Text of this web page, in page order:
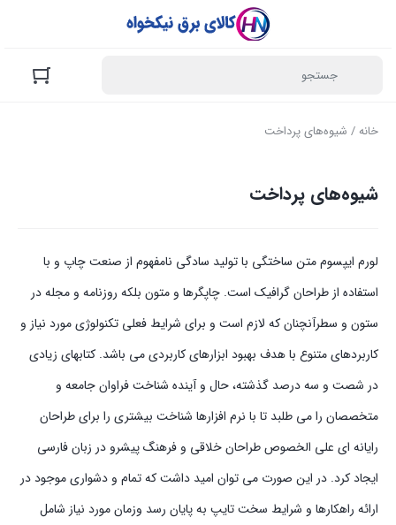
خانه/ شیوه‌های پرداخت
شیوه‌های پرداخت
لورم ایپسوم متن ساختگی با تولید سادگی نامفهوم از صنعت چاپ و با
استفاده از طراحان گرافیک است. چاپگرها و متون بلکه روزنامه و مجله در
ستون و سطرآنچنان که لازم است و برای شرایط فعلی تکنولوژی مورد نیاز و
کاربردهای متنوع با هدف بهبود ابزارهای کاربردی می باشد. کتابهای زیادی
در شصت و سه درصد گذشته، حال و آینده شناخت فراوان جامعه و
متخصصان را می طلبد تا با نرم افزارها شناخت بیشتری را برای طراحان
رایانه ای علی الخصوص طراحان خلاقی و فرهنگ پیشرو در زبان فارسی
ایجاد کرد. در این صورت می توان امید داشت که تمام و دشواری موجود در
ارائه راهکارها و شرایط سخت تایپ به پایان رسد وزمان مورد نیاز شامل